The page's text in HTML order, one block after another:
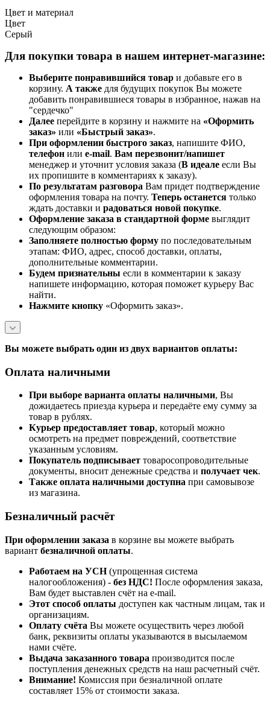
Цвет и материал
Цвет
Серый
Для покупки товара в нашем интернет-магазине:
Выберите понравившийся товар и добавьте его в
корзину. А также для будущих покупок Вы можете
добавить понравившиеся товары в избранное, нажав на
"сердечко"
Далее перейдите в корзину и нажмите на «Оформить
заказ» или «Быстрый заказ».
При оформлении быстрого заказ, напишите ФИО,
телефон или e-mail. Вам перезвонит/напишет
менеджер и уточнит условия заказа (В идеале если Вы
их пропишите в комментариях к заказу).
По результатам разговора Вам придет подтверждение
оформления товара на почту. Теперь останется только
ждать доставки и радоваться новой покупке.
Оформление заказа в стандартной форме выглядит
следующим образом:
Заполняете полностью форму по последовательным
этапам: ФИО, адрес, способ доставки, оплаты,
дополнительные комментарии.
Будем признательны если в комментарии к заказу
напишете информацию, которая поможет курьеру Вас
найти.
Нажмите кнопку «Оформить заказ».
Вы можете выбрать один из двух вариантов оплаты:
Оплата наличными
При выборе варианта оплаты наличными, Вы
дожидаетесь приезда курьера и передаёте ему сумму за
товар в рублях.
Курьер предоставляет товар, который можно
осмотреть на предмет повреждений, соответствие
указанным условиям.
Покупатель подписывает товаросопроводительные
документы, вносит денежные средства и получает чек.
Также оплата наличными доступна при самовывозе
из магазина.
Безналичный расчёт
При оформлении заказа в корзине вы можете выбрать
вариант безналичной оплаты.
Работаем на УСН(упрощенная система
налогообложения) - без НДС! После оформления заказа,
Вам будет выставлен счёт на e-mail.
Этот способ оплаты доступен как частным лицам, так и
организациям.
Оплату счёта Вы можете осуществить через любой
банк, реквизиты оплаты указываются в высылаемом
нами счёте.
Выдача заказанного товара производится после
поступления денежных средств на наш расчетный счёт.
Внимание! Комиссия при безналичной оплате
составляет 15% от стоимости заказа.